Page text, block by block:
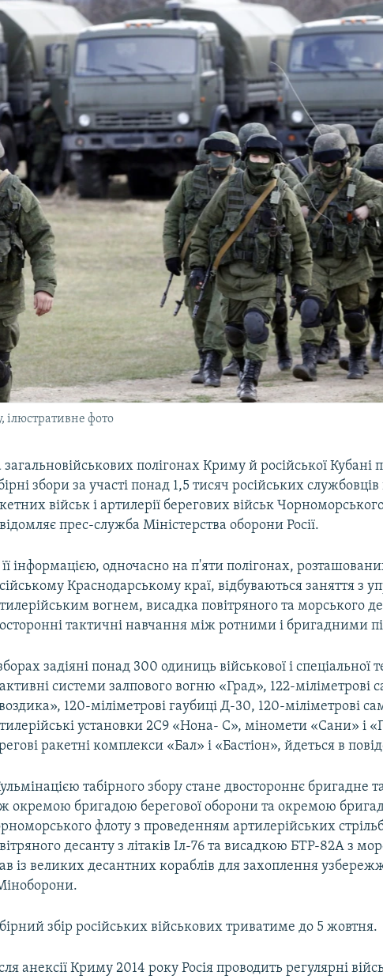
ілюстративне фото
полігонах Криму й російської Кубані
збори за участі понад 1,5 тисяч російських
військ і артилерії берегових військ
прес-служба Міністерства оборони Росії.
її інформацією, одночасно на п'яти полігонах,
Краснодарському краї, відбуваються заняття з
вогнем, висадка повітряного та морського
тактичні навчання між ротними і бригадними
задіяні понад 300 одиниць військової і спеціальної
системи залпового вогню «Град», 122-міліметрові
120-міліметрові гаубиці Д-30, 120-міліметрові
установки 2С9 «Нона- С», міномети «Сани» і
ракетні комплекси «Бал» і «Бастіон», йдеться в
табірного збору стане двостороннє бригадне
окремою бригадою берегової оборони та окремою
флоту з проведенням артилерійських
десанту з літаків Іл-76 та висадкою БТР-82А з
із великих десантних кораблів для захоплення
збір російських військових триватиме до 5 жовтня.
анексії Криму 2014 року Росія проводить регулярні